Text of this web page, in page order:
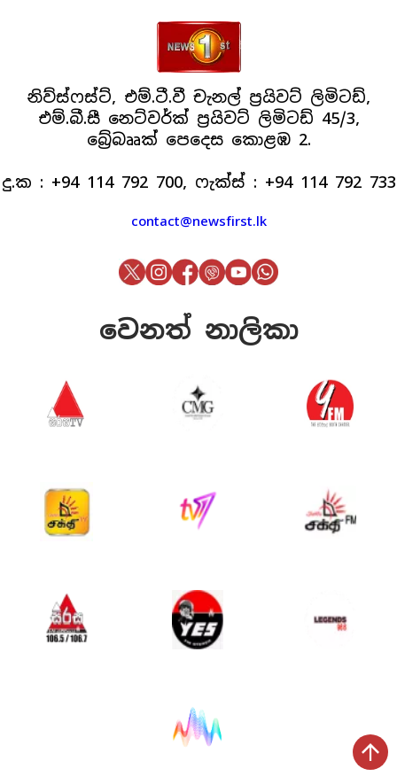
නිව්ස්ෆස්ට්, එම්.ටී.වී චැනල් ප්‍රයිවට් ලිමිටඩ්,
එම්.බී.සී නෙට්වර්ක් ප්‍රයිවට් ලිමිටඩ් 45/3,
බ්‍රේබෲක් පෙදෙස කොළඹ 2.
දු.ක : +94 114 792 700, ෆැක්ස් : +94 114 792 733
contact@newsfirst.lk
වෙනත් නාලිකා